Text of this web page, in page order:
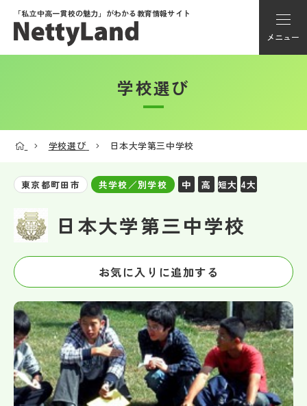
「私立中高一貫校の魅力」がわかる教育情報サイト
メニュー
アカウント登録
学校動画
私学探検隊
帰国生受験情報
説明会・イベント情報
学校選び
学校選び 日本大学第三中学校
東京都町田市 共学校／別学校 中 高 短大 4大
日本大学第三中学校
お気に入りに追加する